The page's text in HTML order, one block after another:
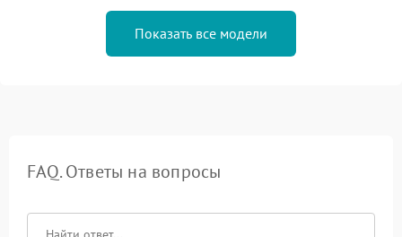
Показать все модели
FAQ. Ответы на вопросы